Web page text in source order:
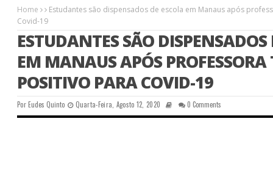
Home
Estudantes são dispensados de escola em Manaus após
Covid-19
ESTUDANTES SÃO DISPENSADOS
EM MANAUS APÓS PROFESSORA
POSITIVO PARA COVID-19
PorEudes Quinto Quarta-Feira, Agosto 12, 2020 0 Comments